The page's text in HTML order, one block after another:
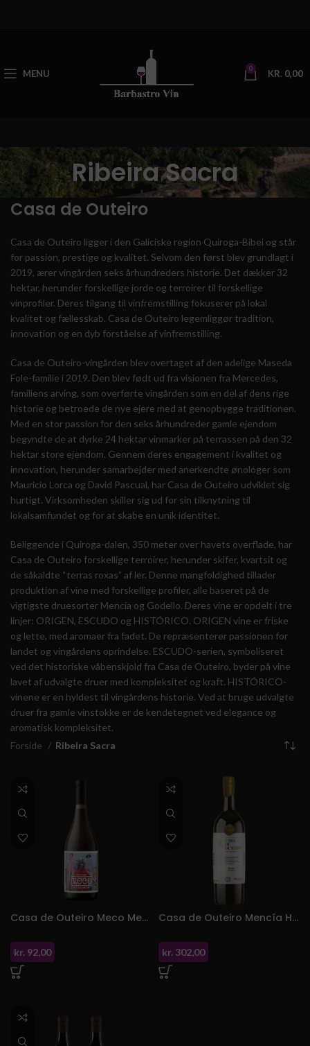
MENU 0 KR. 0,00
Ribeira Sacra
Casa de Outeiro
Casa de Outeiro ligger i den Galiciske region Quiroga-Bibei og står
for passion, prestige og kvalitet. Selvom den først blev grundlagt i
2019, ærer vingården seks århundreders historie. Det dækker 32
hektar, herunder forskellige jorde og terroirer til forskellige
vinprofiler. Deres tilgang til vinfremstilling fokuserer på lokal
kvalitet og fællesskab. Casa de Outeiro legemliggør tradition,
innovation og en dyb forståelse af vinfremstilling.
Casa de Outeiro-vingården blev overtaget af den adelige Maseda
Fole-familie i 2019. Den blev født ud fra visionen fra Mercedes,
familiens arving, som overførte vingården som en del af dens rige
historie og betroede de nye ejere med at genopbygge traditionen.
Med en stor passion for den seks århundreder gamle ejendom
begyndte de at dyrke 24 hektar vinmarker på terrassen på den 32
hektar store ejendom. Gennem deres engagement i kvalitet og
innovation, herunder samarbejder med anerkendte ønologer som
Mauricio Lorca og David Pascual, har Casa de Outeiro udviklet sig
hurtigt. Virksomheden skiller sig ud for sin tilknytning til
lokalsamfundet og for at skabe en unik identitet.
Beliggende i Quiroga-dalen, 350 meter over havets overflade, har
Casa de Outeiro forskellige terroirer, herunder skifer, kvartsit og
de såkaldte “terras roxas” af ler. Denne mangfoldighed tillader
produktion af vine med forskellige profiler, alle baseret på de
vigtigste druesorter Mencía og Godello. Deres vine er opdelt i tre
linjer: ORIGEN, ESCUDO og HISTÓRICO. ORIGEN vine er friske
og lette, med aromaer fra fadet. De repræsenterer passionen for
landet og vingårdens oprindelse. ESCUDO-serien, symboliseret
ved det historiske våbenskjold fra Casa de Outeiro, byder på vine
lavet af udvalgte druer med kompleksitet og kraft. HISTÓRICO-
vinene er en hyldest til vingårdens historie. Ved at bruge udvalgte
druer fra gamle vinstokke er de kendetegnet ved elegance og
aromatisk kompleksitet.
Forside
Ribeira Sacra
Casa de Outeiro Meco Mencia
kr. 92,00
Casa de Outeiro Mencía Histórico
kr. 302,00